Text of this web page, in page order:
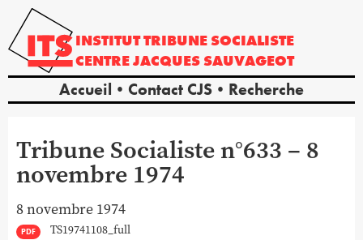
INSTITUTTRIBUNE SOCIALISTE
CENTREJACQUES SAUVAGEOT
Accueil Contact CJS Recherche
Tribune Socialiste n°633 – 8
novembre 1974
8 novembre 1974
PDF TS19741108_full